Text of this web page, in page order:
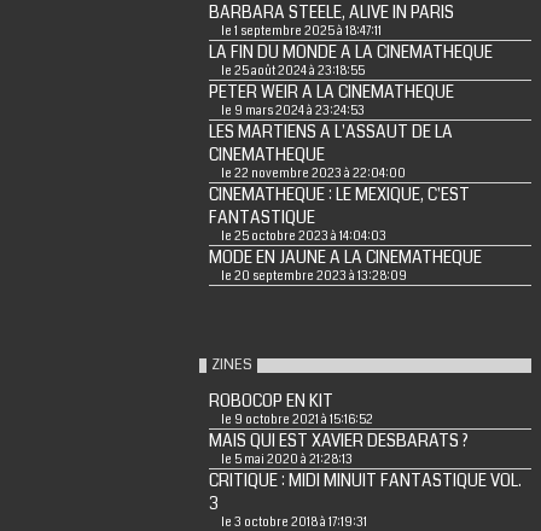
BARBARA STEELE, ALIVE IN PARIS
le 1 septembre 2025 à 18:47:11
LA FIN DU MONDE A LA CINEMATHEQUE
le 25 août 2024 à 23:18:55
PETER WEIR A LA CINEMATHEQUE
le 9 mars 2024 à 23:24:53
LES MARTIENS A L'ASSAUT DE LA
CINEMATHEQUE
le 22 novembre 2023 à 22:04:00
CINEMATHEQUE : LE MEXIQUE, C'EST
FANTASTIQUE
le 25 octobre 2023 à 14:04:03
MODE EN JAUNE A LA CINEMATHEQUE
le 20 septembre 2023 à 13:28:09
ZINES
ROBOCOP EN KIT
le 9 octobre 2021 à 15:16:52
MAIS QUI EST XAVIER DESBARATS ?
le 5 mai 2020 à 21:28:13
CRITIQUE : MIDI MINUIT FANTASTIQUE VOL.
3
le 3 octobre 2018 à 17:19:31